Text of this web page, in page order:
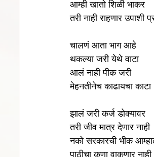
आम्ही खातो शिळी भाकर
तरी नाही राहणार उपाशी
चालणं आता भाग आहे
थकल्या जरी येथे वाटा
आलं नाही पीक जरी
मेहनतीनेच काढायचा काटा
झालं जरी कर्ज डोक्यावर
तरी जीव मात्र देणार नाही
नको सरकारची भीक